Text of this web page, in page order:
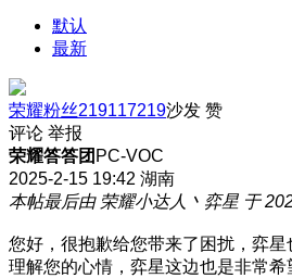
默认
最新
荣耀粉丝219117219沙发 赞
评论 举报
荣耀答答团 PC-VOC
2025-2-15 19:42 湖南
本帖最后由 荣耀小达人丶弈星 于
您好，很抱歉给您带来了困扰，弈
理解您的心情，弈星这边也是非常